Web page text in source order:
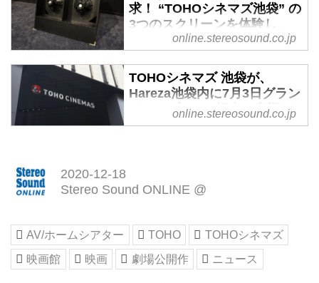
昂）らが登壇予定。いっぽう、
TOHOシネマズ池袋ではゲストの
接地に9スクリーン1,605席を備え
る独立した映画館として建てられ
ている。
記事（
ロビーに設置されたドリンクバー
とその前に、入り口を入ると吹き
クバーだろう。アメリカ
TOHOシネマズは、9月10日
（木）に多摩モノレール立飛駅直
結の「ららぽーと立川立飛」近接
地に、9スクリーン1,605席の映画
館「TOHOシネマズ立川立飛」を
開業する。
IMAXシアターは12.1chサラウン
ドを備える
「IMAXデジタルシアター」を導
要素を、同社独自のテクノロジー
で最高水準まで高めた次世代シア
ターで、IMAX仕様にカスタマイ...
求！ “TOHOシネマズ池袋” の
3つのスクリーンを体験し、
新しい情報発信基地としての
可能性を感じた - Stereo
Sound ONLINE
来る7月3日（金）に、池袋の東口
から徒歩5分ほどの複合施設
Hareza（ハレザ）池袋に「TOHO
覧会に参加し、実際の映写や音響
したい。
読者の皆さんが何より気になるの
は、この新劇場が「サウンド・シ
online.stereosound.co.jp
TOHOシネマズ 池袋が、
Hareza池袋内に7月3日グラン
ドオープン！ “極上の音響“を
体験できるサウンド・シアタ
TOHOシネマズ株式会社は、池袋
「TOHOシネマズ池袋」を7月3日
（金）にオープンする。18日にそ
の関係者向けお披露目が行われ
online.stereosound.co.jp
2020-12-18
Stereo Sound ONLINE @
AV/ホームシアター TOHO
TOHOシネマズ
映画館
映画 劇場公開作 ニュース